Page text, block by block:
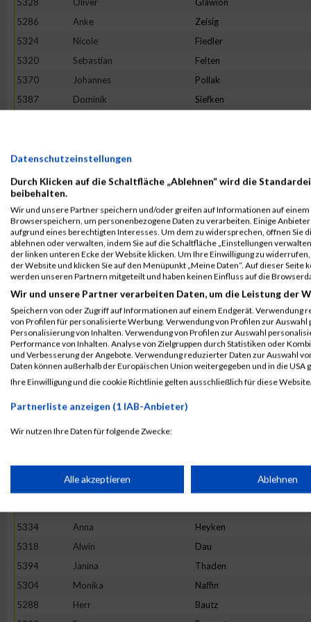
5286
Anke Zeisig
5324
Nicole Fiedler
5320
Sebastian Felten
5370
Johannes Pollak
5387
Dominik Siefken
5333
Björn
5297
Herr Kutzbach
5363
5289
Marie Benz
5343
Sejd Komoni
5295
Tatjana Höhne
5316
Rainer Brase
5323
Romana Feustel
5380
Charlotte Schaefer
5292
Michael Cramm
5291
Sarah Brunke
5346
Merle Krautstrunk
5374
Petra
5284
Markus
5382
Olaf Schönefeldt
5334
Anna Heyken
5318
Alwin Dau
5394
Janina Thaden
5304
Monika Naffin
5288
Herr Bautz
Datenschutzeinstellungen
Durch Klicken auf die Schaltfläche „Ablehnen“ wird die
beibehalten.
Wir und unsere Partner speichern und/oder greifen auf Informationen auf einem
Browserspeichern, um personenbezogene Daten zu verarbeiten. Einige
aufgrund eines berechtigten Interesses. Um dem zu widersprechen, öffnen Sie
ablehnen oder verwalten, indem Sie auf die Schaltfläche „Einstellungen
der linken unteren Ecke der Website klicken. Um Ihre Einwilligung zu
der Website und klicken Sie auf den Menüpunkt „Meine Daten“. Auf dieser
werden unseren Partnern mitgeteilt und haben keinen Einfluss auf die
Wir und unsere Partner verarbeiten Daten, um die Leistung der
Speichern von oder Zugriff auf Informationen auf einem Endgerät. Verwendung
von Profilen für personalisierte Werbung. Verwendung von Profilen zur
Personalisierung von Inhalten. Verwendung von Profilen zur Auswahl
Performance von Inhalten. Analyse von Zielgruppen durch Statistiken oder
und Verbesserung der Angebote. Verwendung reduzierter Daten zur Auswahl
Daten können außerhalb der Europäischen Union weitergegeben und in die USA
Ihre Einwilligung und die cookie Richtlinie gelten ausschließlich für diese
Partnerliste anzeigen (1 IAB-Anbieter)
Wir nutzen Ihre Daten für folgende Zwecke:
Speichern von oder Zugriff auf Informationen auf einem
Erstellung von Profilen für personalisierte Werbung
Verwendung von Profilen zur Auswahl personalisierter Werbung
Alle akzeptieren Ablehnen